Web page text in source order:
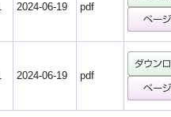
2024-06-19 pdf
2024-06-19 pdf